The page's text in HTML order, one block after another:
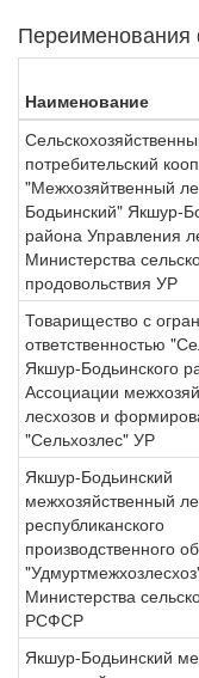
Наименование
потребительский
"Межхозяйтвенный
Бодьинский" Якшур-
района Управления
Министерства
продовольствия УР
Товарищество с
ответственностью
Якшур-Бодьинского
Ассоциации
лесхозов и
"Сельхозлес" УР
Якшур-Бодьинский
межхозяйственный
республиканского
производственного
Министерства
РСФСР
Якшур-Бодьинский